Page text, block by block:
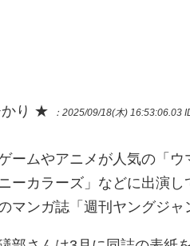
かり ★ ：2025/09/18(木) 16:53:06.03
ームやアニメが人気の「
ーカラーズ」などに出演
マンガ誌「週刊ヤングジャ